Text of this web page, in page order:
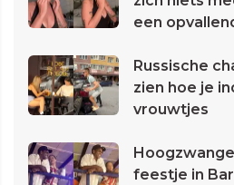
een
Russische
zien hoe je
vrouwtjes
feestje in